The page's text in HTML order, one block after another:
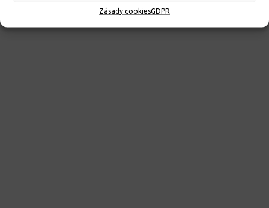
Zásady cookiesGDPR